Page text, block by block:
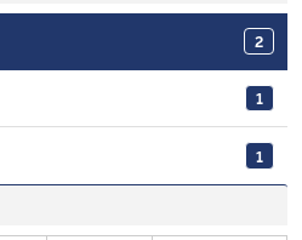
e Comunicações
2
1
1